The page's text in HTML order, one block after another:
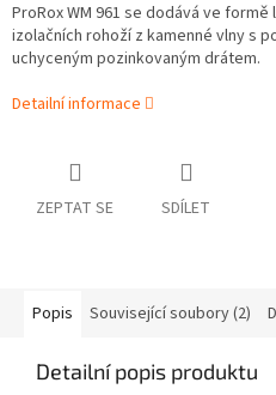
ProRox WM 961 se dodává ve
izolačních rohoží z kamenné vlny s
uchyceným pozinkovaným drátem.
Detailní informace
ZEPTAT SE SDÍLET
Popis Související soubory (2)
Detailní popis produktu